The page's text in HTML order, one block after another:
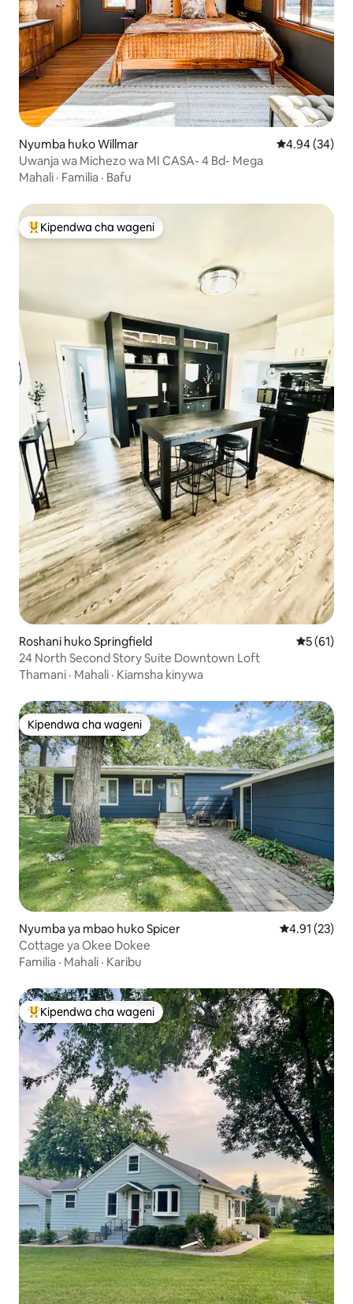
Nyumba huko Willmar Ukadiriaji wa
4.94 (34)
Uwanja wa Michezo wa MI CASA- 4 Bd- Mega
Mahali · Familia · Bafu
Kipendwa maarufu cha wageni
Kipendwa cha wageni
Roshani huko Springfield Ukadiriaji
5 (61)
24 North Second Story Suite Downtown Loft
Thamani · Mahali · Kiamsha kinywa
Kipendwa cha wageni
Kipendwa cha wageni
Nyumba ya mbao huko Spicer Ukadiriaji wa
4.91 (23)
Cottage ya Okee Dokee
Familia · Mahali · Karibu
Kipendwa maarufu cha wageni
Kipendwa cha wageni